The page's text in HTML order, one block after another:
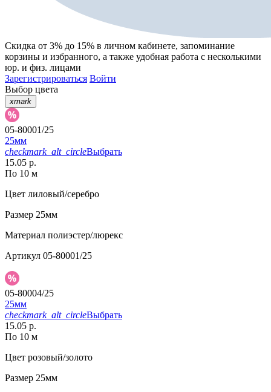
Скидка от 3% до 15% в личном кабинете, запоминание
корзины и избранного, а также удобная работа с несколькими
юр. и физ. лицами
Зарегистрироваться Войти
Выбор цвета
xmark
05-80001/25
25мм
checkmark_alt_circleВыбрать
15.05 р.
По 10 м
Цвет лиловый/серебро
Размер 25мм
Материал полиэстер/люрекс
Артикул 05-80001/25
05-80004/25
25мм
checkmark_alt_circleВыбрать
15.05 р.
По 10 м
Цвет розовый/золото
Размер 25мм